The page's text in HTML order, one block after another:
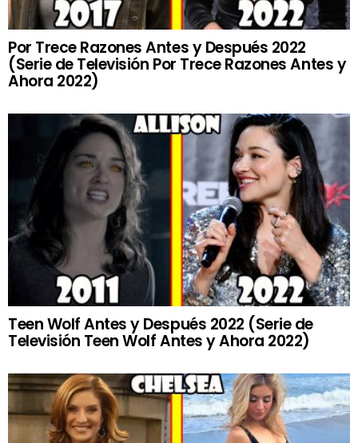
Por Trece Razones Antes y Después 2022
(Serie de Televisión Por Trece Razones Antes y
Ahora 2022)
Teen Wolf Antes y Después 2022 (Serie de
Televisión Teen Wolf Antes y Ahora 2022)